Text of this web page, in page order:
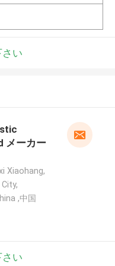
い
メーカー
Xiaohang,
,中国
い